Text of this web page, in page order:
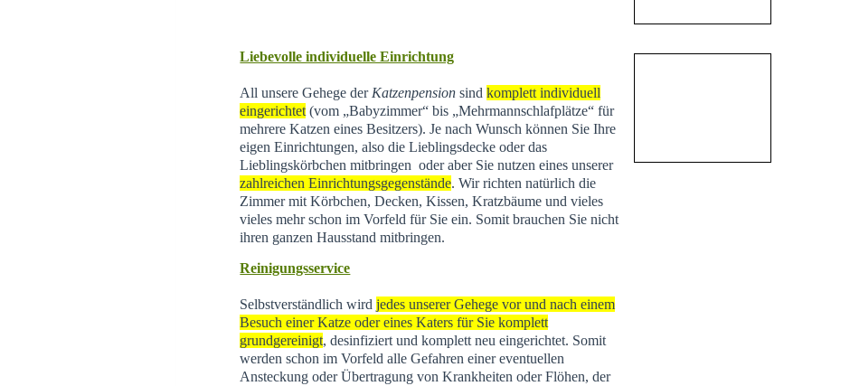
Liebevolle individuelle Einrichtung
All unsere Gehege der Katzenpension sindkomplett individuell
eingerichtet (vom „Babyzimmer“ bis „Mehrmannschlafplätze“ für
mehrere Katzen eines Besitzers). Je nach Wunsch können Sie Ihre
eigen Einrichtungen, also die Lieblingsdecke oder das
Lieblingskörbchen mitbringen oder aber Sie nutzen eines unserer
zahlreichen Einrichtungsgegenstände. Wir richten natürlich die
Zimmer mit Körbchen, Decken, Kissen, Kratzbäume und vieles
vieles mehr schon im Vorfeld für Sie ein. Somit brauchen Sie nicht
ihren ganzen Hausstand mitbringen.
Reinigungsservice
Selbstverständlich wirdjedes unserer Gehege vor und nach einem
Besuch einer Katze oder eines Katers für Sie komplett
grundgereinigt, desinfiziert und komplett neu eingerichtet. Somit
werden schon im Vorfeld alle Gefahren einer eventuellen
Ansteckung oder Übertragung von Krankheiten oder Flöhen, der